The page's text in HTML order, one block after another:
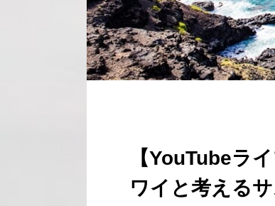
【YouTubeラ
ワイと考える